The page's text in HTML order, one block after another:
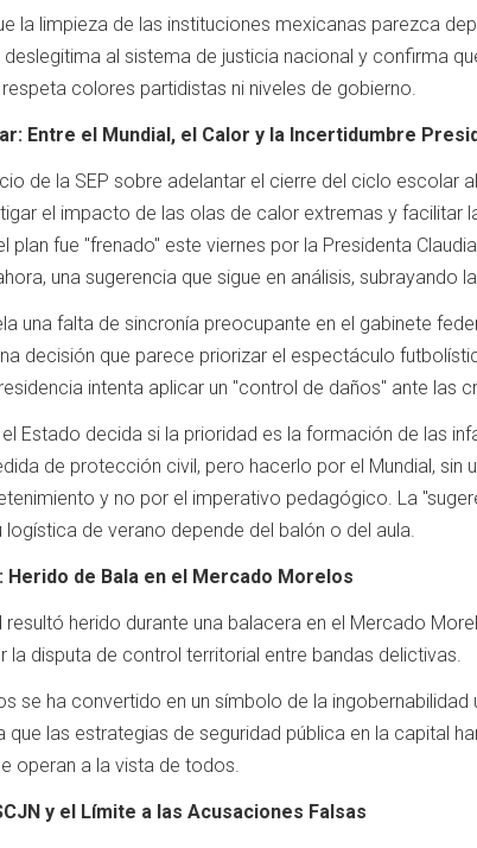
la limpieza de las instituciones mexicanas parezca
deslegitima al sistema de justicia nacional y confirma
colores partidistas ni niveles de gobierno.
Entre el Mundial, el Calor y la Incertidumbre
de la SEP sobre adelantar el cierre del ciclo escolar
el impacto de las olas de calor extremas y facilitar
plan fue "frenado" este viernes por la Presidenta
una sugerencia que sigue en análisis,
una falta de sincronía preocupante en el gabinete
decisión que parece priorizar el espectáculo
intenta aplicar un "control de daños" ante las
Estado decida si la prioridad es la formación de las
de protección civil, pero hacerlo por el Mundial,
y no por el imperativo pedagógico. La
logística de verano depende del balón o del aula.
Herido de Bala en el Mercado Morelos
resultó herido durante una balacera en el Mercado
la disputa de control territorial entre bandas delictivas.
se ha convertido en un símbolo de la
que las estrategias de seguridad pública en la capital
operan a la vista de todos.
y el Límite a las Acusaciones Falsas